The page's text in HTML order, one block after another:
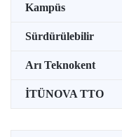
Kampüs
Sürdürülebilir
Arı Teknokent
İTÜNOVA TTO